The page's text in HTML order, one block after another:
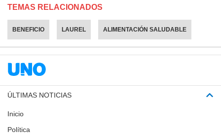
TEMAS RELACIONADOS
BENEFICIO LAUREL ALIMENTACIÓN SALUDABLE
ÚLTIMAS NOTICIAS
Inicio
Política